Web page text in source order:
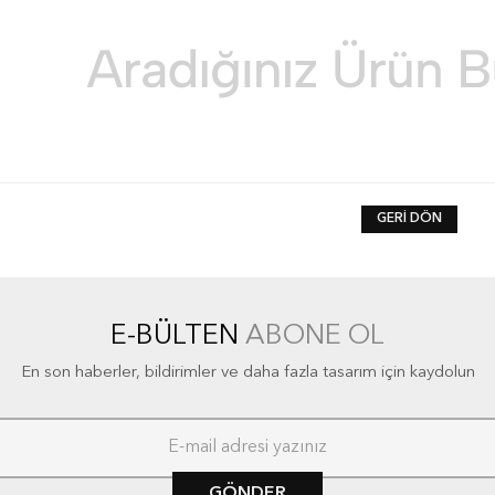
GERI DÖN
E-BÜLTEN ABONE OL
En son haberler, bildirimler ve daha fazla tasarım için kaydolun